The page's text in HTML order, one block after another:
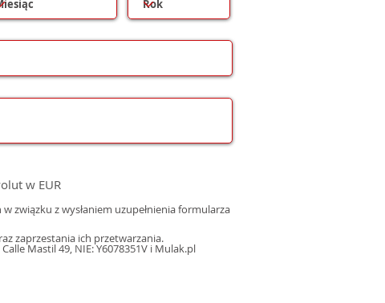
w EUR
związku z wysłaniem uzupełnienia formularza
zaprzestania ich przetwarzania.
Mastil 49, NIE: Y6078351V i Mulak.pl